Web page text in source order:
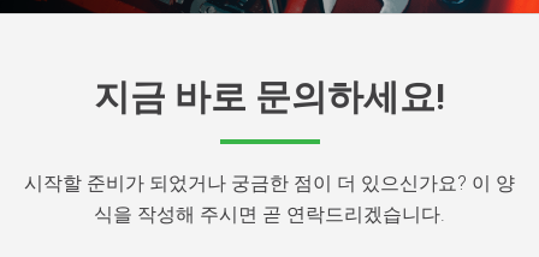
지금 바로 문의하세요!
시작할 준비가 되었거나 궁금한 점이 더 있으신가요? 이 양
식을 작성해 주시면 곧 연락드리겠습니다.